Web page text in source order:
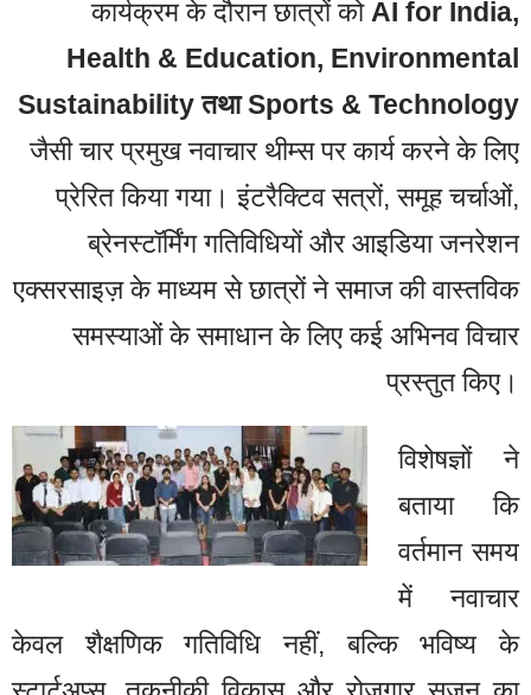
कार्यक्रम के दौरान छात्रों कोAI for India,
Health & Education, Environmental
Sustainability तथा Sports & Technology
जैसी चार प्रमुख नवाचार थीम्स पर कार्य करने के लिए
प्रेरित किया गया। इंटरैक्टिव सत्रों, समूह चर्चाओं,
ब्रेनस्टॉर्मिंग गतिविधियों और आइडिया जनरेशन
एक्सरसाइज़ के माध्यम से छात्रों ने समाज की वास्तविक
समस्याओं के समाधान के लिए कई अभिनव विचार
प्रस्तुत किए।
विशेषज्ञों ने
बताया कि
वर्तमान समय
में नवाचार
केवल शैक्षणिक गतिविधि नहीं, बल्कि भविष्य के